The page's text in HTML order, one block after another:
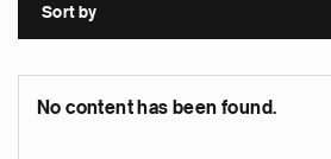
Sort by
No content has been found.